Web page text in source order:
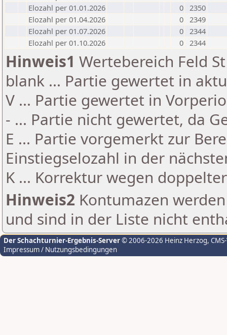
Elozahl per 01.01.2026
0 2350
Elozahl per 01.04.2026
0 2349
Elozahl per 01.07.2026
0 2344
Elozahl per 01.10.2026
0 2344
Hinweis1 Wertebereich Feld
blank ... Partie gewertet in
V ... Partie gewertet in
- ... Partie nicht gewertet, da
E ... Partie vorgemerkt zur
Einstiegselozahl in der
K ... Korrektur wegen
Hinweis2 Kontumazen
und sind in der Liste nicht
Der Schachturnier-Ergebnis-Server© 2006-2026 Heinz Herzog,
Impressum / Nutzungsbedingungen